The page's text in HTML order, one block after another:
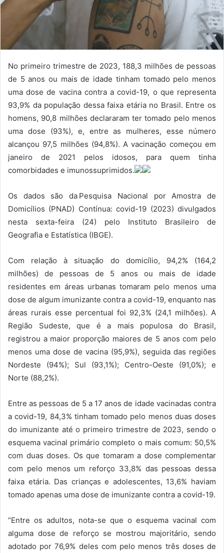
No primeiro trimestre de 2023, 188,3 milhões de pessoas
de 5 anos ou mais de idade tinham tomado pelo menos
uma dose de vacina contra a covid-19, o que representa
93,9% da população dessa faixa etária no Brasil. Entre os
homens, 90,8 milhões declararam ter tomado pelo menos
uma dose (93%), e, entre as mulheres, esse número
alcançou 97,5 milhões (94,8%). A vacinação começou em
janeiro de 2021 pelos idosos, para quem tinha
comorbidades e imunossuprimidos.
Os dados são da Pesquisa Nacional por Amostra de
Domicílios (PNAD) Contínua: covid-19 (2023) divulgados
nesta sexta-feira (24) pelo Instituto Brasileiro de
Geografia e Estatística (IBGE).
Com relação à situação do domicílio, 94,2% (164,2
milhões) de pessoas de 5 anos ou mais de idade
residentes em áreas urbanas tomaram pelo menos uma
dose de algum imunizante contra a covid-19, enquanto nas
áreas rurais esse percentual foi 92,3% (24,1 milhões). A
Região Sudeste, que é a mais populosa do Brasil,
registrou a maior proporção maiores de 5 anos com pelo
menos uma dose de vacina (95,9%), seguida das regiões
Nordeste (94%); Sul (93,1%); Centro-Oeste (91,0%); e
Norte (88,2%).
Entre as pessoas de 5 a 17 anos de idade vacinadas contra
a covid-19, 84,3% tinham tomado pelo menos duas doses
do imunizante até o primeiro trimestre de 2023, sendo o
esquema vacinal primário completo o mais comum: 50,5%
com duas doses. Os que tomaram a dose complementar
com pelo menos um reforço 33,8% das pessoas dessa
faixa etária. Das crianças e adolescentes, 13,6% haviam
tomado apenas uma dose de imunizante contra a covid-19.
“Entre os adultos, nota-se que o esquema vacinal com
alguma dose de reforço se mostrou majoritário, sendo
adotado por 76,9% deles com pelo menos três doses de